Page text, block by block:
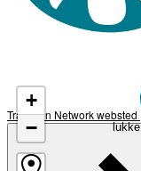
Transiton Network websted
(965)
+
−